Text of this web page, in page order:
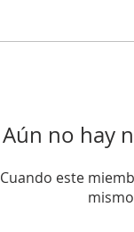
Aún no hay
Cuando este